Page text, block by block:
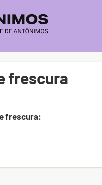
frescura
frescura: